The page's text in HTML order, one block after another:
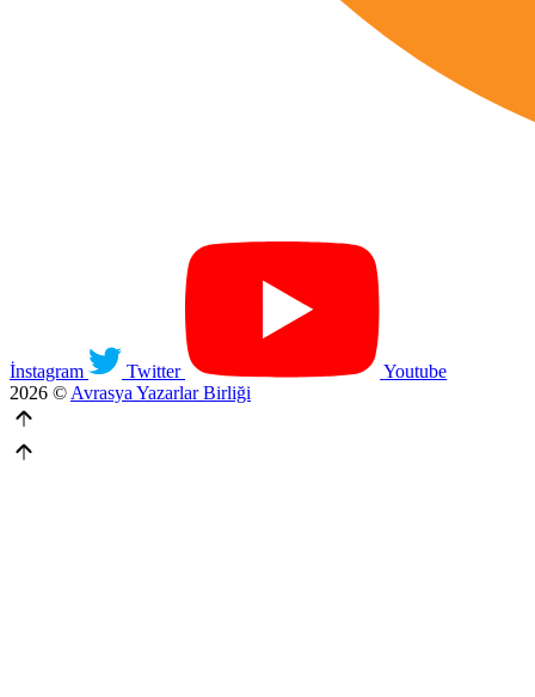
İnstagram Twitter
Youtube
2026 © Avrasya Yazarlar Birliği